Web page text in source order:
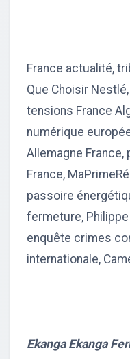
France actualité,
Que Choisir
tensions France
numérique
Allemagne
France,
passoire
fermeture,
enquête crimes
internationale,
Ekanga Ekanga